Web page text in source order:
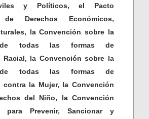
y Políticos, el Pacto
de Derechos Económicos,
la Convención sobre la
de todas las formas de
Racial, la Convención sobre la
de todas las formas de
contra la Mujer, la Convención
del Niño, la Convención
para Prevenir, Sancionar y